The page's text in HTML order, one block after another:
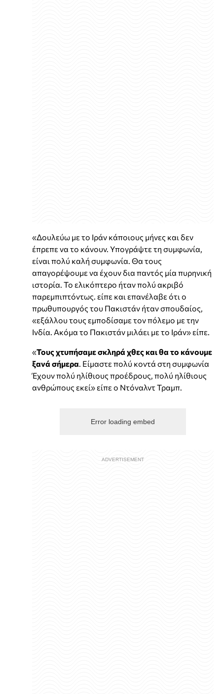
«Δουλεύω με το Ιράν κάποιους μήνες και δεν
έπρεπε να το κάνουν. Υπογράψτε τη συμφωνία,
είναι πολύ καλή συμφωνία. Θα τους
απαγορέψουμε να έχουν δια παντός μία πυρηνική
ιστορία. Το ελικόπτερο ήταν πολύ ακριβό
παρεμπιπτόντως. είπε και επανέλαβε ότι ο
πρωθυπουργός του Πακιστάν ήταν σπουδαίος,
«εξάλλου τους εμποδίσαμε τον πόλεμο με την
Ινδία. Ακόμα το Πακιστάν μιλάει με το Ιράν» είπε.
«Τους χτυπήσαμε σκληρά χθες και θα το κάνουμε
ξανά σήμερα . Είμαστε πολύ κοντά στη συμφωνία
Έχουν πολύ ηλίθιους προέδρους, πολύ ηλίθιους
ανθρώπους εκεί» είπε ο Ντόναλντ Τραμπ.
Error loading embed